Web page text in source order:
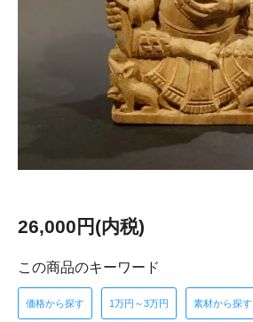
26,000円(内税)
この商品のキーワード
価格から探す 1万円～3万円 素材から探す